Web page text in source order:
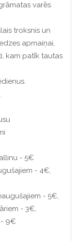
varēs
troksnis un
apmaiņai,
kam patīk tautas
- 5€
- 4€,
- 5€,
- 3€,
- 9€